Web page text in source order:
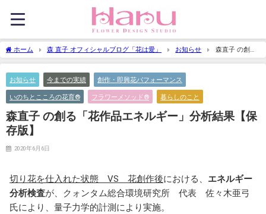
ホーム 森 直子 オフィシャルブログ「花は愛」 お知らせ
森直子 の創る
「花作品エネルギー」分析結果【保存版】
お知らせ 今までの実績 創作・即興花パフォーマンス
いのちとこころの花育® フラワーメソッド® 暮らしのこと
森直子 の創る「花作品エネルギー」分析結果【保
存版】
2020年6月6日
切り花を仕入れた状態 VS 花創作後における、 エネルギー
分析検査が、クォンタム総合環境研究所 代表 佐々木亜弓
氏により、量子力学的計測により実施。